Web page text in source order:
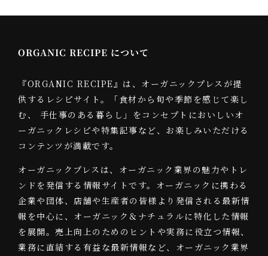
ORGANIC RECIPE について
『ORGANIC RECIPE』は、オーガニックプレスが提
供するレシピサイト。「食材から旬や季節を感じて楽し
む、 手仕事のある暮らし」をコンセプトにおいしいオ
ーガニックレシピや特集記事など、お楽しみいただける
コンテンツが満載です。
オーガニックプレスは、オーガニック業界の魅力やトレ
ンドを発信する情報サイトです。オーガニックに携わる
企業や団体、店舗や生産者の皆様より発信される最新情
報を中心に、オーガニック＆ナチュラルに特化した情報
を展開。売上向上のためのヒントや実務に役立つ情報、
業務に直結する有益な最新情報など、オーガニック業界